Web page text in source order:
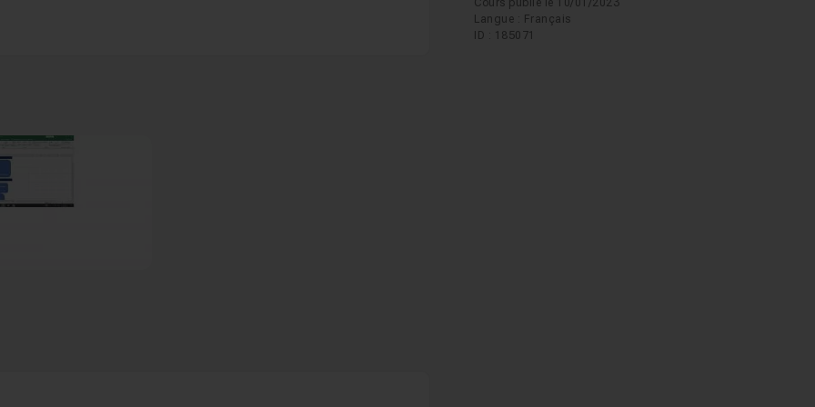
Cours publié le 10/01/2023
Langue : Français
ID : 185071